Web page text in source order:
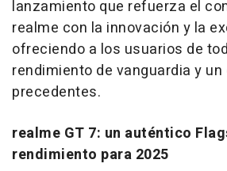
lanzamiento que refuerza el
realme con la innovación y la
ofreciendo a los usuarios de
rendimiento de vanguardia y
precedentes.
realme GT 7: un auténtico
rendimiento para 2025